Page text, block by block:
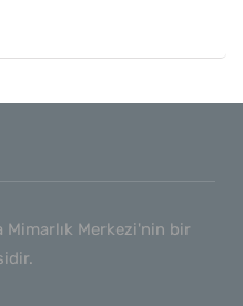
Merkezi'nin bir